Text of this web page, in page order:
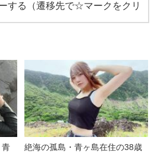
する
（遷移先で☆マークをクリ
青
絶海の孤島・青ヶ島在住の38歳